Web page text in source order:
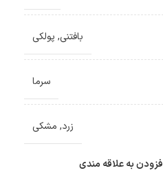
بافتنی, پولکی
سرما
زرد, مشکی
به علاقه مندی
تومان ، رایگان به سراسر کشور
انتخاب پرداخت در محل
و بدون ضامن امکان‌پذیر